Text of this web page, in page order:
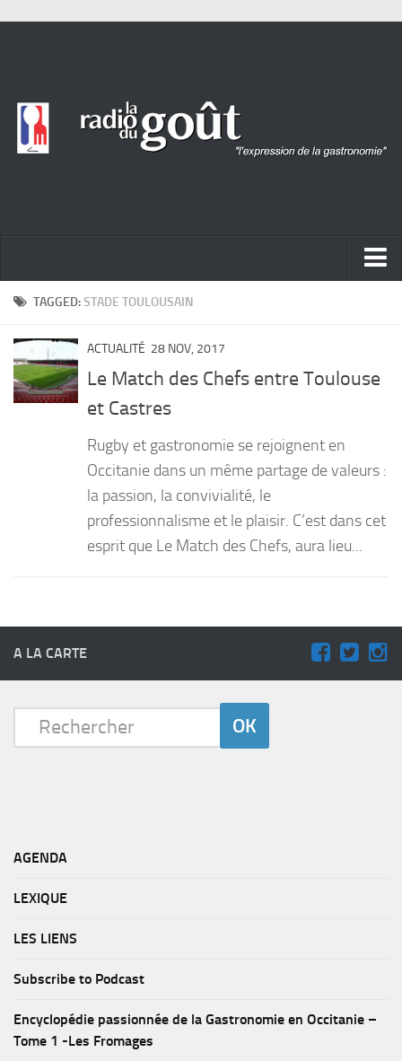
ACTUALITÉ
PORTRAITS
LIVRES
Desserts
TAGGED:STADE TOULOUSAIN
ACTUALITÉ 28 NOV, 2017
Le Match des Chefs entre Toulouse
et Castres
Rugby et gastronomie se rejoignent en
Occitanie dans un même partage de valeurs :
la passion, la convivialité, le
professionnalisme et le plaisir. C’est dans cet
esprit que Le Match des Chefs, aura lieu...
A LA CARTE
AGENDA
LEXIQUE
LES LIENS
Subscribe to Podcast
Encyclopédie passionnée de la Gastronomie en Occitanie –
Tome 1 -Les Fromages